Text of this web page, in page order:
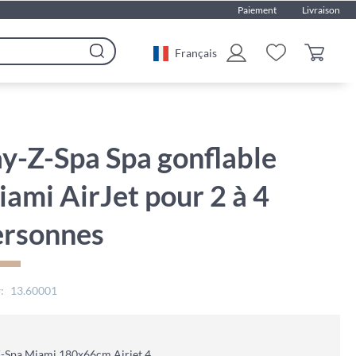
Paiement Livraison
Rechercher
Français
Z-Spa Spa gonflable
AirJet pour 2 à 4
13.60001